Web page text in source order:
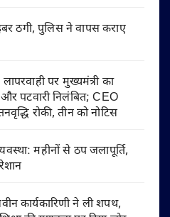
ठगी, पुलिस ने वापस कराए
पर मुख्यमंत्री का
पटवारी निलंबित; CEO
रोकी, तीन को नोटिस
महीनों से ठप जलापूर्ति,
कार्यकारिणी ने ली शपथ,